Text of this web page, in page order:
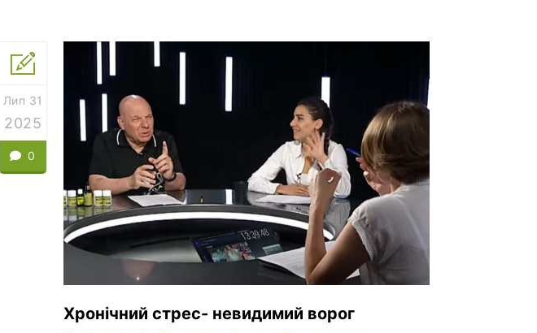
Лип 31
2025
0
Хронічний стрес- невидимий ворог